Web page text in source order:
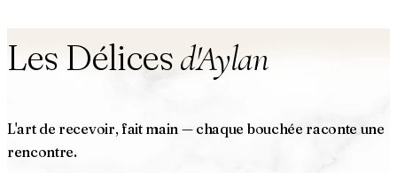
Les Délicesd'Aylan
L'art de recevoir, fait main — chaque bouchée raconte une
rencontre.